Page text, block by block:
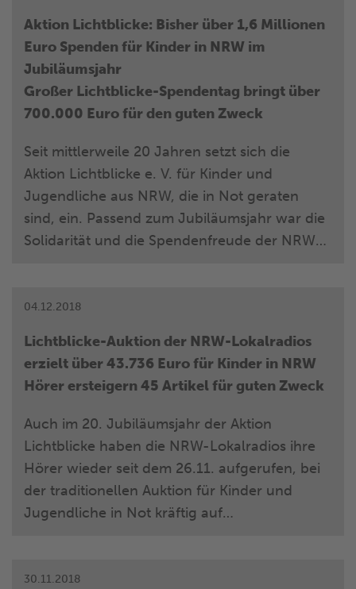
Spielrunde prall gefüllt mit Dingen aus dem
Alltag – große und kleine Sachen, teure und
preiswerte. Pro Spielrunde winken den
Gewinnern max. 5.000 Euro Bargeld.
Aktion Lichtblicke: Bisher über 1,6 Millionen
Euro Spenden für Kinder in NRW im
Jubiläumsjahr
Großer Lichtblicke-Spendentag bringt über
700.000 Euro für den guten Zweck
Seit mittlerweile 20 Jahren setzt sich die
Aktion Lichtblicke e. V. für Kinder und
Jugendliche aus NRW, die in Not geraten
sind, ein. Passend zum Jubiläumsjahr war die
Solidarität und die Spendenfreude der NRW-
45 NRW-Lokalradios am Großen Lichtblicke-
1,6 Millionen Euro. Hiermit unterstützt die
Aktion Lichtblicke Kinder und Jugendliche in
NRW, die finanzielle Hilfe und eine neue
Chance dringend brauchen. Allein am
heutigen Freitag, der bei den NRW-
Lokalradios ganz im Zeichen der guten Sache
steht, spendeten die Lokalfunk-Hörer bisher
unglaubliche 700.000 Euro für den guten
04.12.2018
Lichtblicke-Auktion der NRW-Lokalradios
erzielt über 43.736 Euro für Kinder in NRW
Hörer ersteigern 45 Artikel für guten Zweck
Auch im 20. Jubiläumsjahr der Aktion
Lichtblicke haben die NRW-Lokalradios ihre
Hörer wieder seit dem 26.11. aufgerufen, bei
der traditionellen Auktion für Kinder und
Jugendliche in Not kräftig auf
ging die Versteigerungsaktion nach einer
30.11.2018